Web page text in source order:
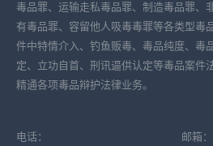
毒品罪、运输走私毒品罪、制造毒品罪、
有毒品罪、容留他人吸毒毒罪等各类型毒
件中特情介入、钓鱼贩毒、毒品纯度、毒
定、立功自首、刑讯逼供认定等毒品案件
精通各项毒品辩护法律业务。
电话： 邮箱：